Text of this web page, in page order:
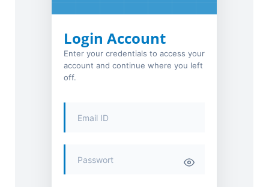
Login Account
Enter your credentials to access your
account and continue where you left
off.